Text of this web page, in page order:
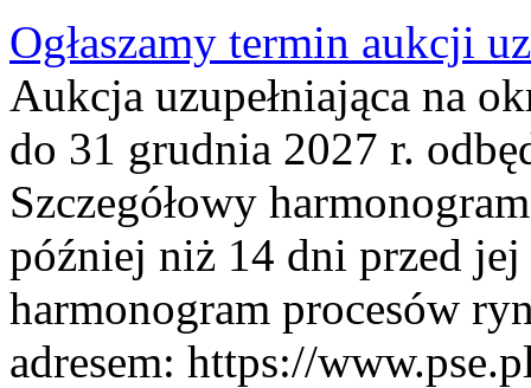
Ogłaszamy termin aukcji
Aukcja uzupełniająca na
do 31 grudnia 2027 r.
Szczegółowy
później niż 14 dni przed
harmonogram procesów
adresem: https://